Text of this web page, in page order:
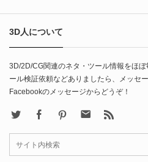
3D人について
3D/2D/CG関連のネタ・ツール情報をほ
ール検証依頼などありましたら、メッセ
Facebookのメッセージからどうぞ！
FacebookPinterest Contact